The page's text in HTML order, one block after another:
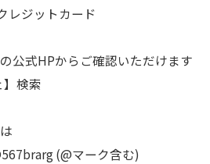
レジットカード
公式HPからご確認いただけます
検索
(@マーク含む)